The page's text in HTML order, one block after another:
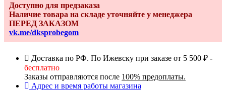
Доступно для предзаказа
Наличие товара на складе уточняйте у менеджера
ПЕРЕД ЗАКАЗОМ
vk.me/dksprobegom
Доставка по РФ. По Ижевску при заказе от 5 500 ₽ -
бесплатно
Заказы отправляются после 100% предоплаты.
Адрес и время работы магазина